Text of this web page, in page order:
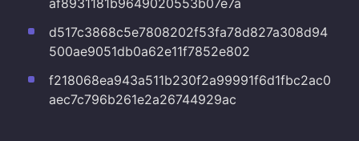
d517c3868c5e7808202f53fa78d827a308d94
500ae9051db0a62e11f7852e802
f218068ea943a511b230f2a99991f6d1fbc2ac0
aec7c796b261e2a26744929ac